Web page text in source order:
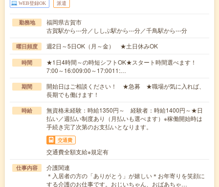
WEB登録OK 派遣
勤務地
福岡県古賀市
古賀駅から---分／ししぶ駅から---分／千鳥駅から---分
曜日頻度 週2日～5日OK（月～金） ★土日休みOK
時間
★1日4時間～の時短シフトOK★スタート時間選べます！
7:00～16:009:00～17:0011:…
期間
開始日はご相談ください！ ★急募 ★職場が気に入れば、
長期でも働けます！
時給
無資格未経験：時給1350円～ 経験者：時給1400円～★日
払い／週払い制度あり（月払いも選べます）※稼働開始時は
手続き完了次第のお支払いとなります。
交通費
交通費全額支給※規定有
仕事内容
介護関連
＊入居者の方の「ありがとう」が嬉しい＊お年寄りを笑顔に
する介護のお仕事です。おじいちゃん、おばあちゃ…